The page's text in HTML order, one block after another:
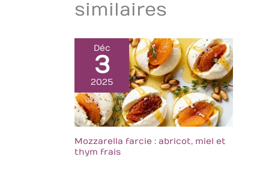
sont le gadget de
également aux
travaux de
précision tels que
la cuisine, la
décoration des
assiettes et le
retrait des petits
emballages ou des
trait fine : 0,9-1,3
similaires
Déc
3
2025
Mozzarella farcie : abricot, miel et
thym frais